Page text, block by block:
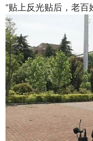
”贴上反光贴后，老百